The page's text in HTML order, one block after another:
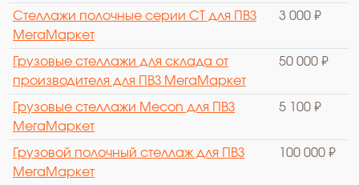
Стеллажи полочные серии СТ для ПВЗ
МегаМаркет
3 000 ₽
Грузовые стеллажи для склада от
производителя для ПВЗ МегаМаркет
50 000 ₽
Грузовые стеллажи Mecon для ПВЗ
МегаМаркет
5 100 ₽
Грузовой полочный стеллаж для ПВЗ
МегаМаркет
100 000 ₽